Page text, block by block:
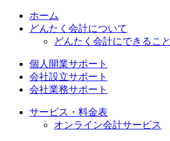
ホーム
どんたく会計について
どんたく会計にできること
個人開業サポート
会社設立サポート
会社業務サポート
サービス・料金表
オンライン会計サービス